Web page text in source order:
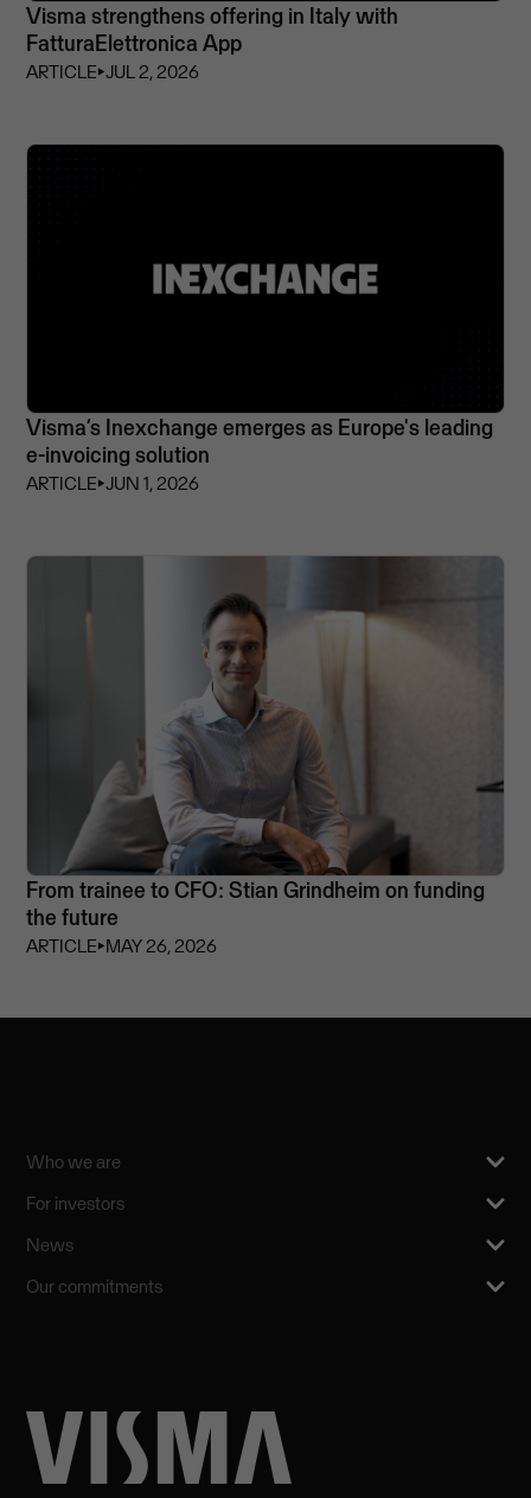
Visma strengthens offering in Italy with
FatturaElettronica App
ARTICLE⏵JUL 2, 2026
Visma’s Inexchange emerges as Europe's leading
e-invoicing solution
ARTICLE⏵JUN 1, 2026
From trainee to CFO: Stian Grindheim on funding
the future
ARTICLE⏵MAY 26, 2026
Who we are
For investors
News
Our commitments